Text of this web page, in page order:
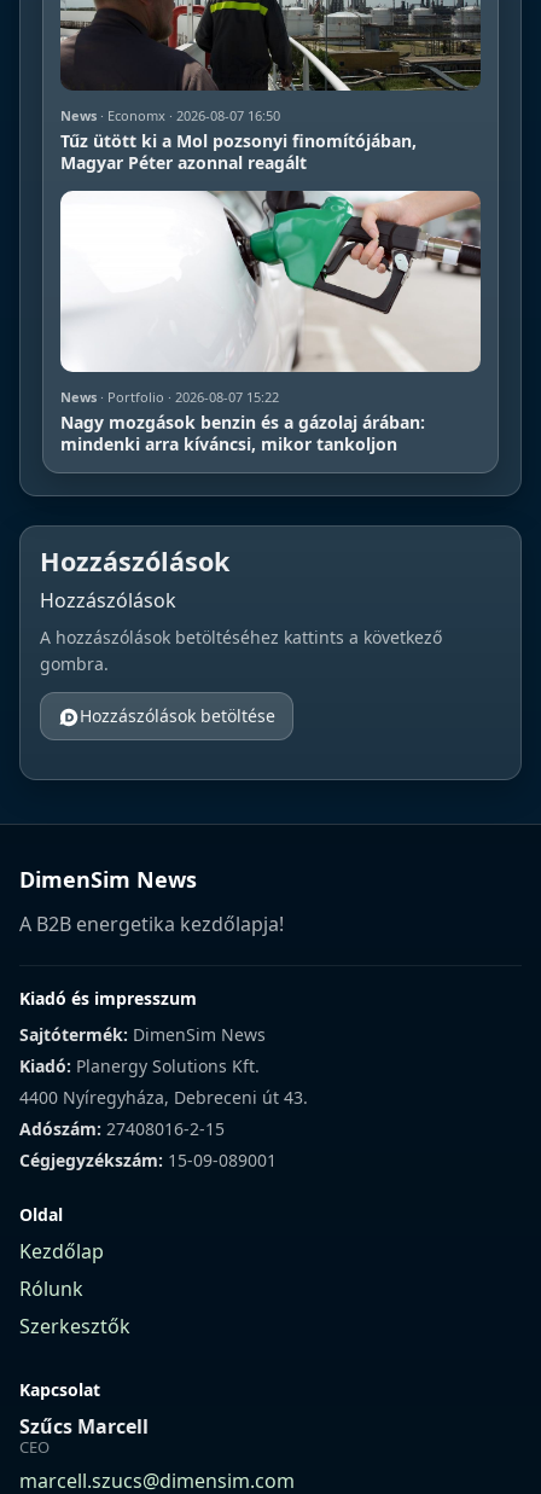
News · Economx · 2026-08-07 16:50
Tűz ütött ki a Mol pozsonyi finomítójában,
Magyar Péter azonnal reagált
News · Portfolio · 2026-08-07 15:22
Nagy mozgások benzin és a gázolaj árában:
mindenki arra kíváncsi, mikor tankoljon
Hozzászólások
Hozzászólások
A hozzászólások betöltéséhez kattints a következő
gombra.
Hozzászólások betöltése
DimenSim News
A B2B energetika kezdőlapja!
Kiadó és impresszum
Sajtótermék: DimenSim News
Kiadó: Planergy Solutions Kft.
4400 Nyíregyháza, Debreceni út 43.
Adószám: 27408016-2-15
Cégjegyzékszám: 15-09-089001
Oldal
Kezdőlap
Rólunk
Szerkesztők
Kapcsolat
Szűcs Marcell
CEO
marcell.szucs@dimensim.com